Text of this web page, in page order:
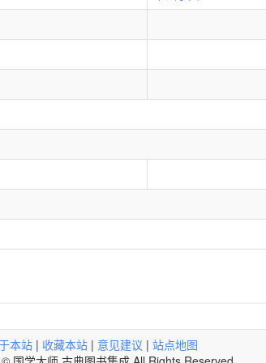
本站 | 收藏本站 | 意见建议 | 站点地图